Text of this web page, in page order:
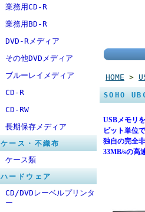
業務用CD-R
業務用BD-R
DVD-Rメディア
その他DVDメディア
ブルーレイメディア
CD-R
CD-RW
長期保存メディア
ケース・不織布
ケース類
ハードウェア
CD/DVDレーベルプリンタ
ー
HOME >
SOHO
USBメモリ
ビット単位
独自の完全
33MB/sの高